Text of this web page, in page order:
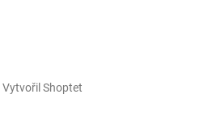
Vytvořil Shoptet